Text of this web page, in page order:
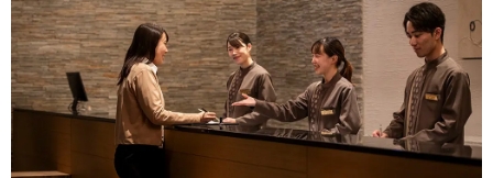
ご宿泊のお客様
池の平ホテル HOME